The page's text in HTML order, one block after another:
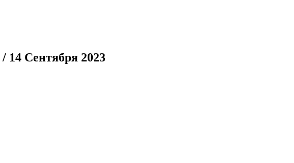
/ 14 Сентября 2023